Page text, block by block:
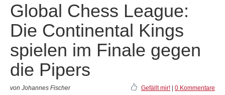
Global Chess League:
Die Continental Kings
spielen im Finale gegen
die Pipers
von Johannes Fischer Gefällt mir! 0 Kommentare